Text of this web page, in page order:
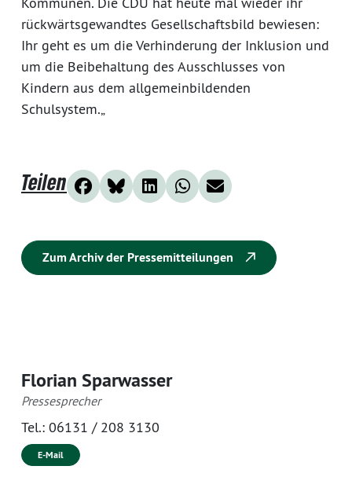
rückwärtsgewandtes Gesellschaftsbild bewiesen:
Ihr geht es um die Verhinderung der Inklusion und
um die Beibehaltung des Ausschlusses von
Kindern aus dem allgemeinbildenden
Schulsystem.„
Teilen
Zum Archiv der Pressemitteilungen
Florian Sparwasser
Pressesprecher
Tel.: 06131 / 208 3130
E-Mail